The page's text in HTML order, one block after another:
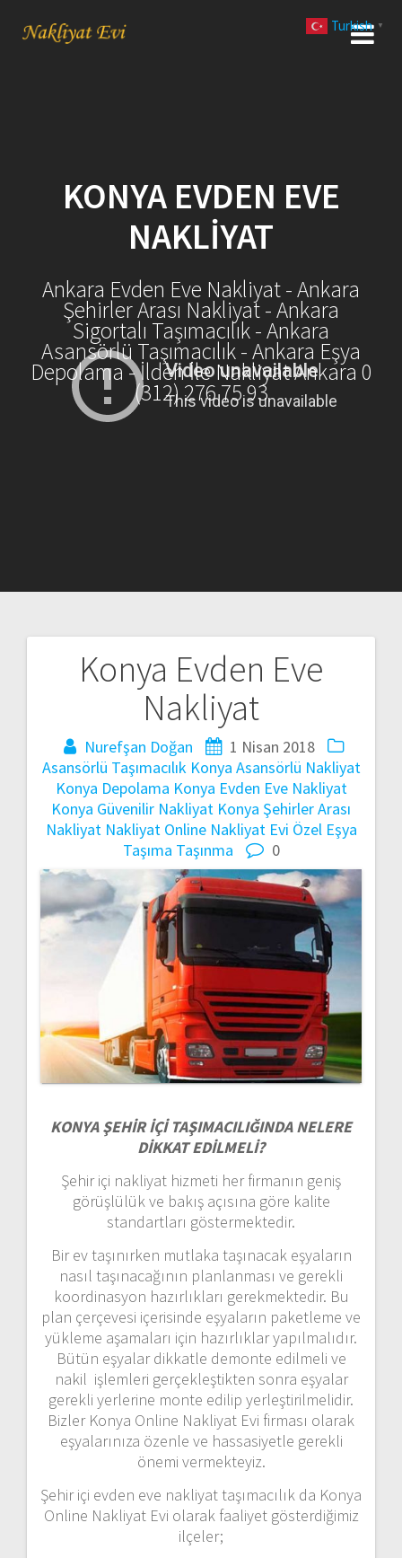
KONYA EVDEN EVE
NAKLIYAT
Ankara Evden Eve Nakliyat - Ankara
Şehirler Arası Nakliyat - Ankara
Sigortalı Taşımacılık - Ankara
Asansörlü Taşımacılık - Ankara Eşya
Depolama - İlden İle Nakliyat Ankara 0
(312) 276 75 93
Konya Evden Eve
Nakliyat
Nurefşan Doğan
1 Nisan 2018
Asansörlü Taşımacılık Konya Asansörlü Nakliyat
Konya Depolama Konya Evden Eve Nakliyat
Konya Güvenilir Nakliyat Konya Şehirler Arası
Nakliyat Nakliyat Online Nakliyat Evi Özel Eşya
Taşıma Taşınma 0
KONYA ŞEHİR İÇİ TAŞIMACILIĞINDA NELERE
DİKKAT EDİLMELİ?
Şehir içi nakliyat hizmeti her firmanın geniş
görüşlülük ve bakış açısına göre kalite
standartları göstermektedir.
Bir ev taşınırken mutlaka taşınacak eşyaların
nasıl taşınacağının planlanması ve gerekli
koordinasyon hazırlıkları gerekmektedir. Bu
plan çerçevesi içerisinde eşyaların paketleme ve
yükleme aşamaları için hazırlıklar yapılmalıdır.
Bütün eşyalar dikkatle demonte edilmeli ve
nakil işlemleri gerçekleştikten sonra eşyalar
gerekli yerlerine monte edilip yerleştirilmelidir.
Bizler Konya Online Nakliyat Evi firması olarak
eşyalarınıza özenle ve hassasiyetle gerekli
önemi vermekteyiz.
Şehir içi evden eve nakliyat taşımacılık da Konya
Online Nakliyat Evi olarak faaliyet gösterdiğimiz
ilçeler;
gezinmesi
Turkish ▼